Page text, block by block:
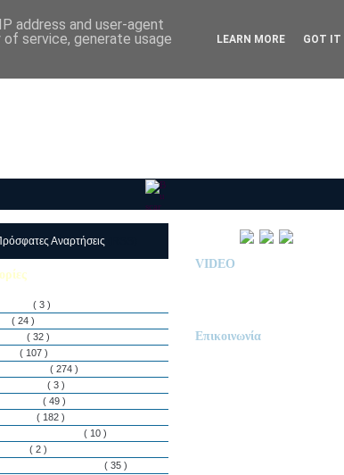
Αναρτήσεις
( 3 )
( 24 )
( 32 )
( 107 )
( 274 )
( 3 )
( 49 )
( 182 )
( 10 )
( 2 )
( 35 )
VIDEO
Επικοινωνία
address and user-agent
service, generate usage
LEARN MORE GOT IT